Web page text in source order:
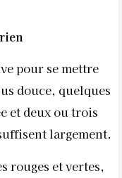
pour se mettre
douce, quelques
et deux ou trois
largement.
rouges et vertes,